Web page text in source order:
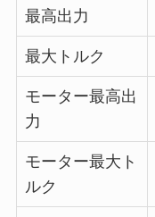
最高出力
最大トルク
モーター最高出
力
モーター最大ト
ルク